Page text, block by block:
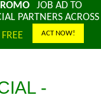
JOB AD TO
PARTNERS ACROSS
ACT NOW!
-